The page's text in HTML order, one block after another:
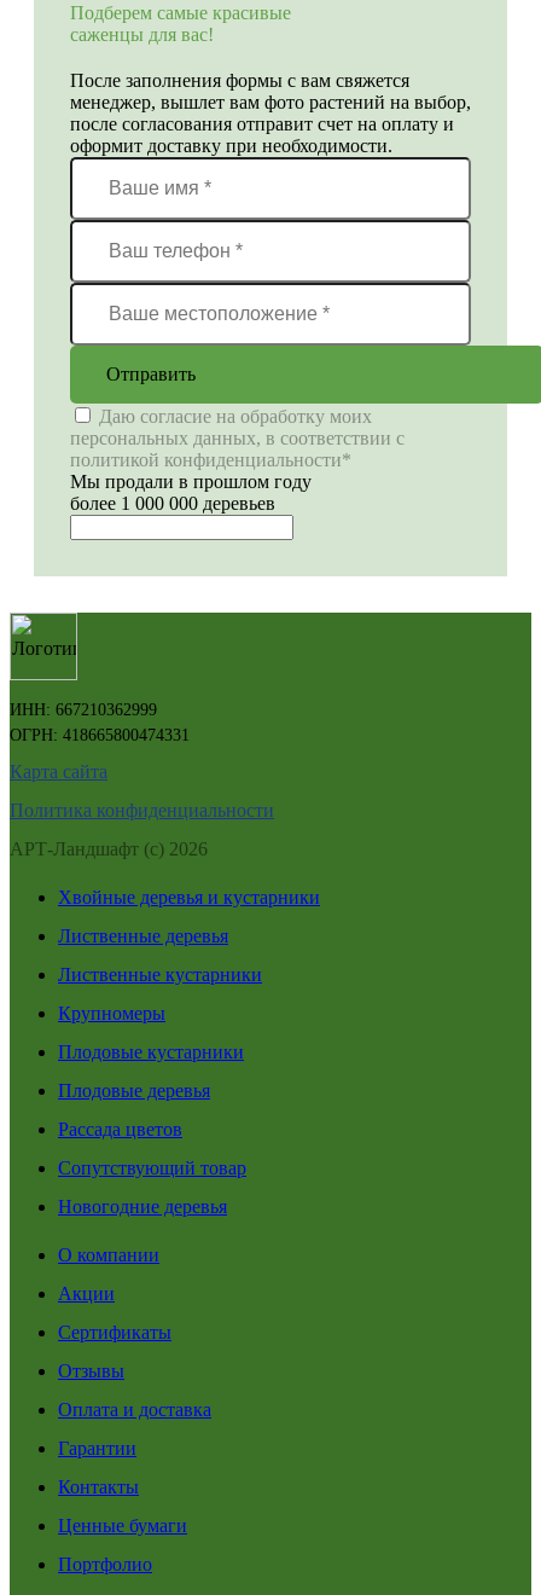
Подберем самые красивые
саженцы для вас!
После заполнения формы с вам свяжется
менеджер, вышлет вам фото растений на выбор,
после согласования отправит счет на оплату и
оформит доставку при необходимости.
Отправить
Даю согласие на обработку моих
персональных данных, в соответствии с
политикой конфиденциальности*
Мы продали в прошлом году
более 1 000 000 деревьев
ИНН: 667210362999
ОГРН: 418665800474331
Карта сайта
Политика конфиденциальности
АРТ-Ландшафт (с) 2026
Хвойные деревья и кустарники
Лиственные деревья
Лиственные кустарники
Крупномеры
Плодовые кустарники
Плодовые деревья
Рассада цветов
Сопутствующий товар
Новогодние деревья
О компании
Акции
Сертификаты
Отзывы
Оплата и доставка
Гарантии
Контакты
Ценные бумаги
Портфолио